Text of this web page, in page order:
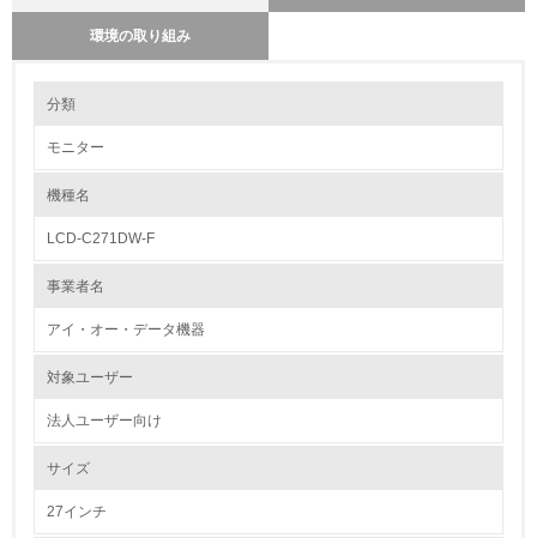
環境の取り組み
1.環境取り組み体制
分類
モニター
機種名
LCD-C271DW-F
事業者名
アイ・オー・データ機器
対象ユーザー
法人ユーザー向け
サイズ
27インチ